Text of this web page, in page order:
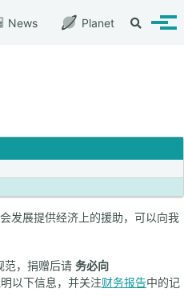
News Planet 切换搜索
切换
发展提供经济上的援助，可以向我
范，捐赠后请 务必向
以下信息，并关注财务报告中的记